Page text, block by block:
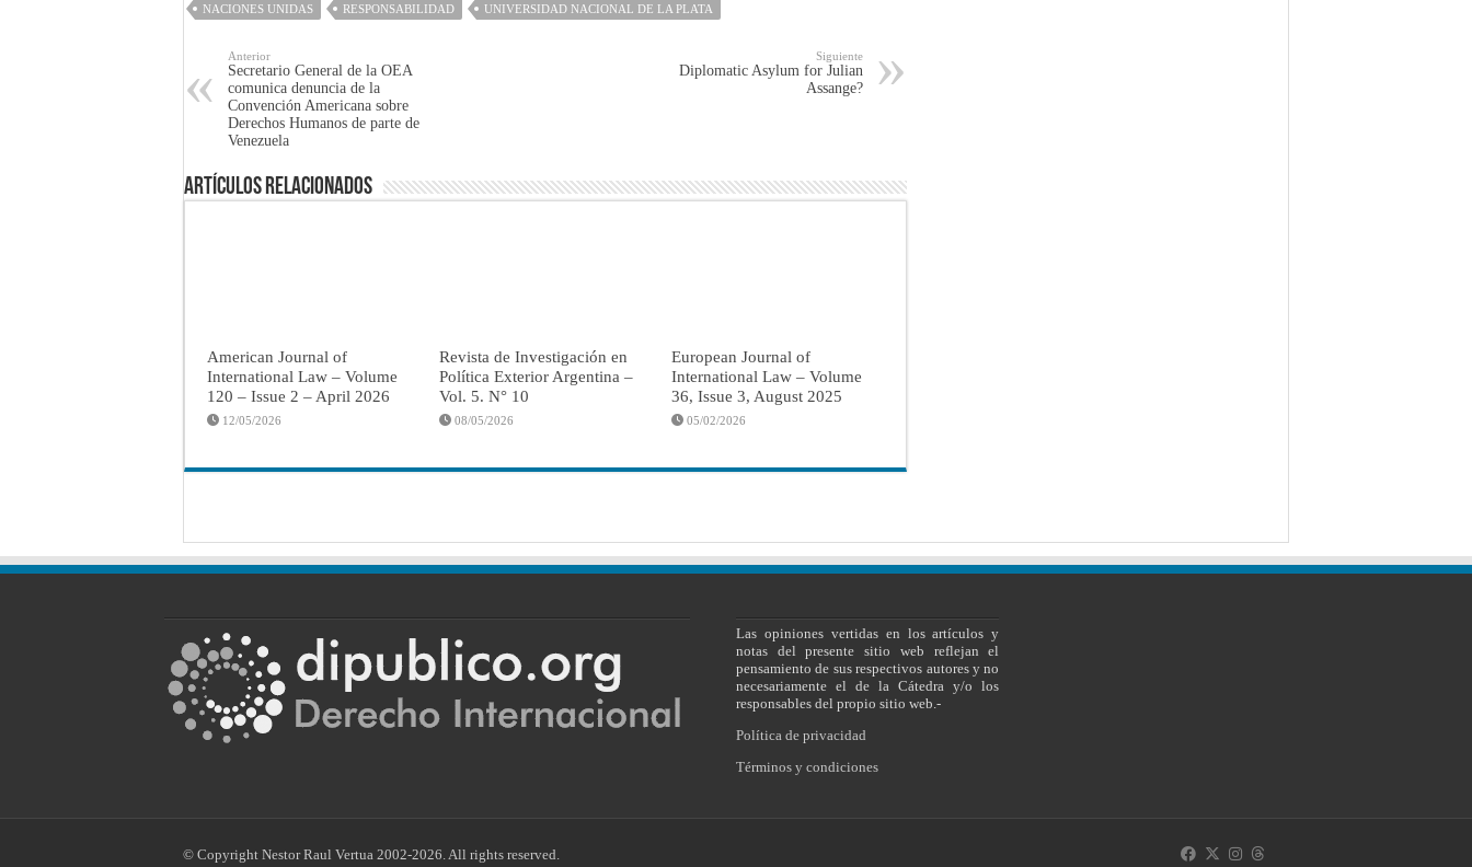
NACIONES UNIDAS
RESPONSABILIDAD UNIVERSIDAD NACIONAL DE LA PLATA
Anterior
Secretario General de la OEA
comunica denuncia de la
Convención Americana sobre
Derechos Humanos de parte de
Venezuela
Siguiente
Diplomatic Asylum for Julian
Assange?
Artículos Relacionados
American Journal of
International Law – Volume
120 – Issue 2 – April 2026
12/05/2026
Revista de Investigación en
Política Exterior Argentina –
Vol. 5. N° 10
08/05/2026
European Journal of
International Law – Volume
36, Issue 3, August 2025
05/02/2026
Las opiniones vertidas en los artículos y
notas del presente sitio web reflejan el
pensamiento de sus respectivos autores y no
necesariamente el de la Cátedra y/o los
responsables del propio sitio web.-
Política de privacidad
Términos y condiciones
© Copyright Nestor Raul Vertua 2002-2026. All rights reserved.